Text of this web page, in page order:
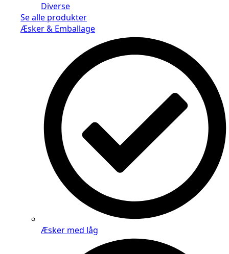
Diverse
Se alle produkter
Æsker & Emballage
Æsker med låg